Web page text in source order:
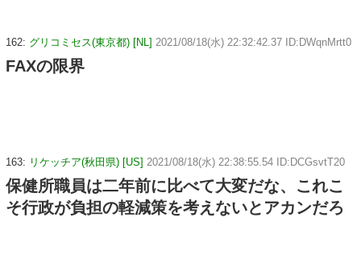
162: グリコミセス(東京都) [NL] 2021/08/18(水) 22:32:42.37 ID:DWqnMrtt0
FAXの限界
163: リケッチア(秋田県) [US] 2021/08/18(水) 22:38:55.54 ID:DCGsvtT20
保健所職員は二年前に比べて大変だな、これこ
そ行政が負担の軽減策を考えないとアカンだろ